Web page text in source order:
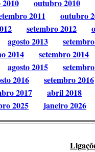
outubro 2010
2011 outubro
setembro 2012
agosto 2013
2014 setembro 2014
agosto 2015
2016 setembro 2016
2017 abril 2018
2025 janeiro 2026